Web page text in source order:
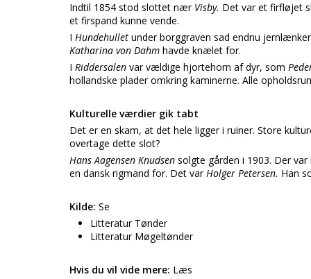
Indtil 1854 stod slottet nær Visby. Det var et firfløjet
et firspand kunne vende.
I Hundehullet under borggraven sad endnu
Katharina von Dahm havde knælet for.
I Riddersalen var vældige hjortehorn af dyr, som
hollandske plader omkring kaminerne. Alle
Kulturelle værdier gik tabt
Det er en skam, at det hele ligger i ruiner. Store
overtage dette slot?
Hans Aagensen Knudsen solgte gården i 1903. Der
en dansk rigmand for. Det varHolger Petersen. Han
Kilde: Se
Litteratur Tønder
Litteratur Møgeltønder
Hvis du vil vide mere: Læs